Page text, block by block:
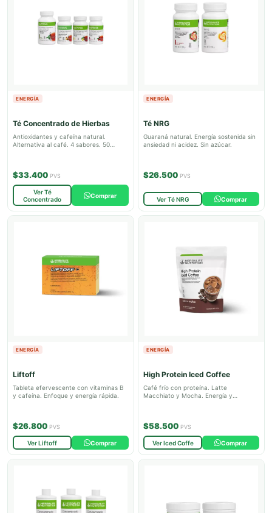
ENERGÍA
Té Concentrado de Hierbas
Antioxidantes y cafeína natural.
Alternativa al café. 4 sabores. 50
$33.400 PVS
Ver Té
Concentrado
Comprar
ENERGÍA
Té NRG
Guaraná natural. Energía sostenida sin
ansiedad ni acidez. Sin azúcar.
$26.500 PVS
Ver Té NRG Comprar
ENERGÍA
Liftoff
Tableta efervescente con vitaminas B
y cafeína. Enfoque y energía rápida.
$26.800 PVS
Ver Liftoff Comprar
ENERGÍA
High Protein Iced Coffee
Café frío con proteína. Latte
Macchiato y Mocha. Energía y
$58.500 PVS
Ver Iced Coffe Comprar